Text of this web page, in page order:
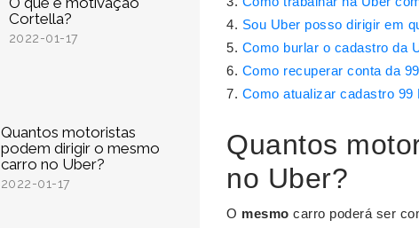
Cortella?
2022-01-17
Quantos motoristas
podem dirigir o mesmo
carro no Uber?
2022-01-17
Sou Uber posso dirigir em
Como burlar o cadastro da
Como recuperar conta da
Como atualizar cadastro 99
Quantos
no Uber?
O mesmo carro poderá ser